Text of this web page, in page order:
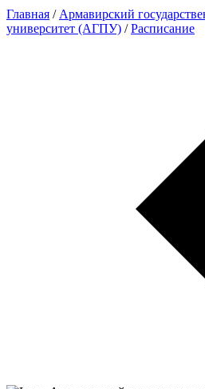
Главная / Армавирский
университет (АГПУ) /Расписание